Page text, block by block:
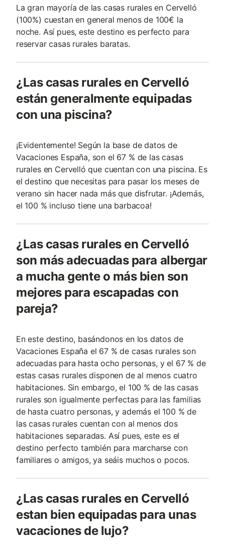
La gran mayoría de las casas rurales en Cervelló
(100%) cuestan en general menos de 100€ la
noche. Así pues, este destino es perfecto para
reservar casas rurales baratas.
¿Las casas rurales en Cervelló
están generalmente equipadas
con una piscina?
¡Evidentemente! Según la base de datos de
Vacaciones España, son el 67 % de las casas
rurales en Cervelló que cuentan con una piscina. Es
el destino que necesitas para pasar los meses de
verano sin hacer nada más que disfrutar. ¡Además,
el 100 % incluso tiene una barbacoa!
¿Las casas rurales en Cervelló
son más adecuadas para albergar
a mucha gente o más bien son
mejores para escapadas con
pareja?
En este destino, basándonos en los datos de
Vacaciones España el 67 % de casas rurales son
adecuadas para hasta ocho personas, y el 67 % de
estas casas rurales disponen de al menos cuatro
habitaciones. Sin embargo, el 100 % de las casas
rurales son igualmente perfectas para las familias
de hasta cuatro personas, y además el 100 % de
las casas rurales cuentan con al menos dos
habitaciones separadas. Así pues, este es el
destino perfecto también para marcharse con
familiares o amigos, ya seáis muchos o pocos.
¿Las casas rurales en Cervelló
estan bien equipadas para unas
vacaciones de lujo?